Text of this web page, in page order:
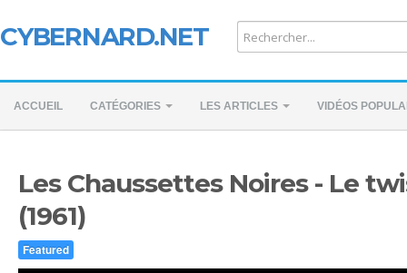
CYBERNARD.NET
ACCUEIL CATÉGORIES LES ARTICLES VIDÉOS
Les Chaussettes Noires - Le
(1961)
Featured